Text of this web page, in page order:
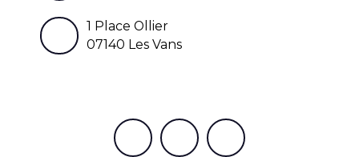
1 Place Ollier
07140 Les Vans